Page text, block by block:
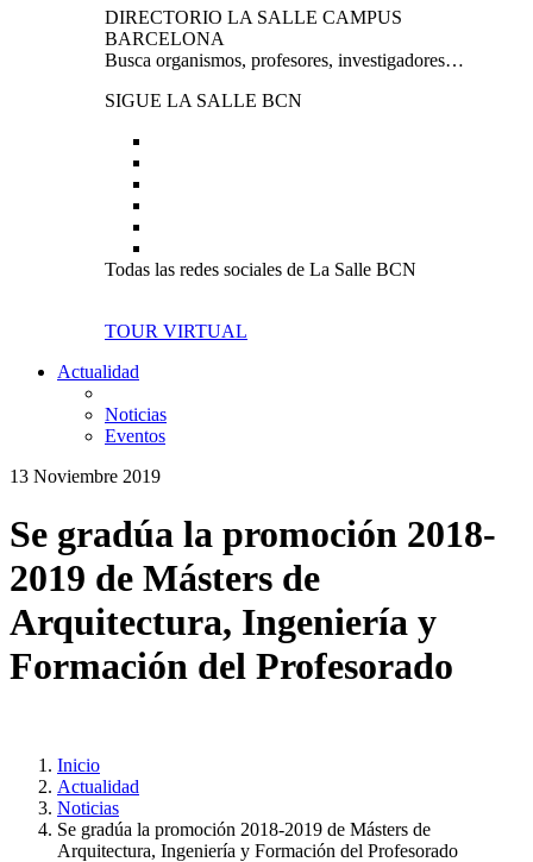
DIRECTORIO LA SALLE CAMPUS
BARCELONA
Busca organismos, profesores, investigadores…
SIGUE LA SALLE BCN
Todas las redes sociales de La Salle BCN
TOUR VIRTUAL
Actualidad
Noticias
Eventos
13 Noviembre 2019
Se gradúa la promoción 2018-
2019 de Másters de
Arquitectura, Ingeniería y
Formación del Profesorado
Inicio
Actualidad
Noticias
Se gradúa la promoción 2018-2019 de Másters de
Arquitectura, Ingeniería y Formación del Profesorado